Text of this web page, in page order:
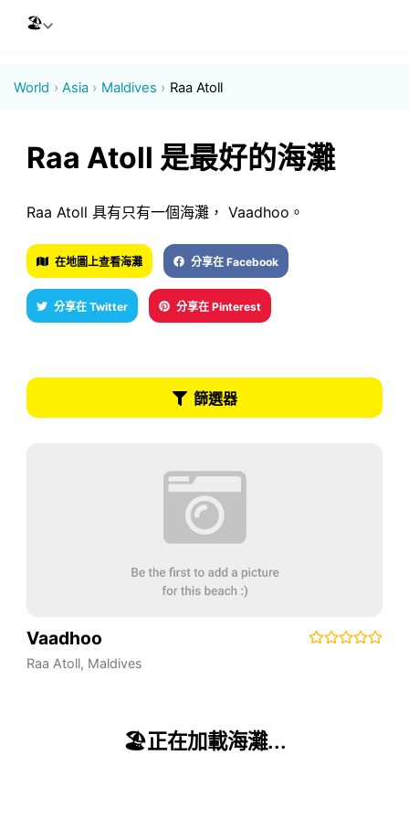
🏖
World Asia Maldives Raa Atoll
Raa Atoll 是最好的海灘
Raa Atoll 具有只有一個海灘， Vaadhoo。
在地圖上查看海灘 分享在 Facebook
分享在 Twitter 分享在 Pinterest
篩選器
Vaadhoo
Raa Atoll, Maldives
🏖正在加載海灘...